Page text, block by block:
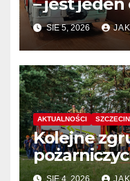
dostawę
SIE 5, 2026
AKTUALNOŚCI
Kolejne
Niemiec w